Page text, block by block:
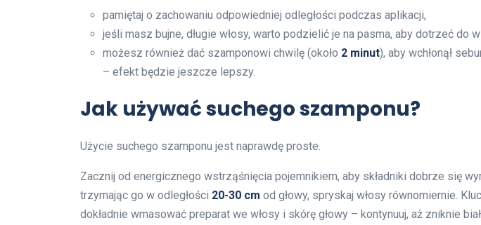
pamiętaj o zachowaniu odpowiedniej odległości podczas aplikacji,
jeśli masz bujne, długie włosy, warto podzielić je na pasma, aby dotrzeć do
możesz również dać szamponowi chwilę (około 2 minut), aby wchłonął
– efekt będzie jeszcze lepszy.
Jak używać suchego szamponu?
Użycie suchego szamponu jest naprawdę proste.
Zacznij od energicznego wstrząśnięcia pojemnikiem, aby składniki dobrze się
trzymając go w odległości 20-30 cm od głowy, spryskaj włosy równomiernie.
dokładnie wmasować preparat we włosy i skórę głowy – kontynuuj, aż zniknie